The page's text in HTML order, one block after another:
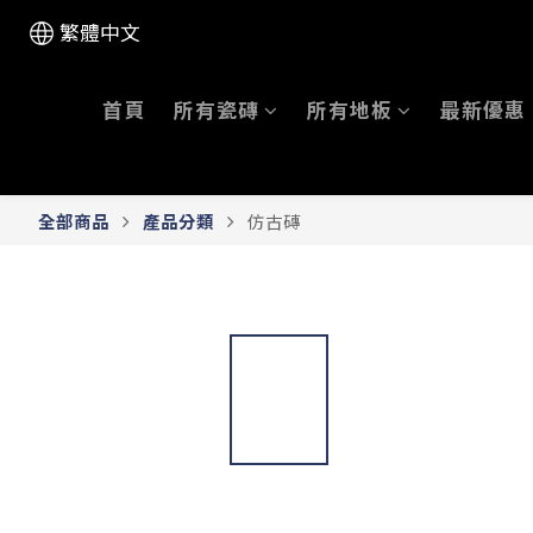
繁體中文
首頁 所有瓷磚 所有地板 最新優惠
全部商品 產品分類 仿古磚